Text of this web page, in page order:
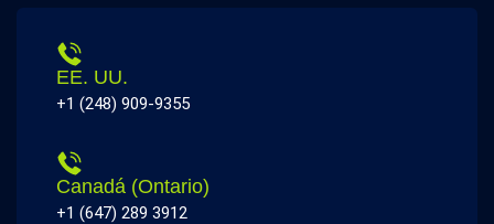
EE. UU.
+1 (248) 909-9355
Canadá (Ontario)
+1 (647) 289 3912